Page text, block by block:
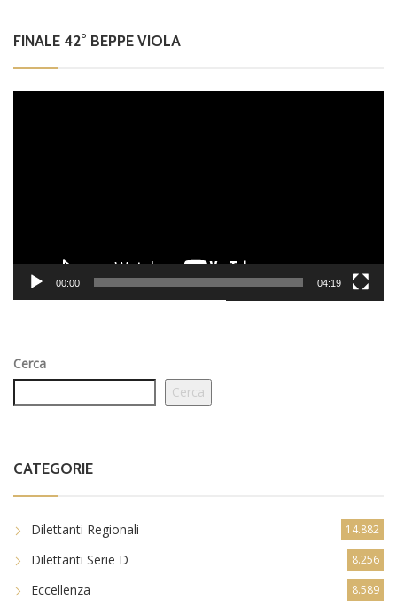
FINALE 42° BEPPE VIOLA
00:00 04:19
Cerca
Cerca
CATEGORIE
Dilettanti Regionali 14.882
Dilettanti Serie D 8.256
Eccellenza 8.589